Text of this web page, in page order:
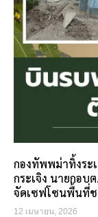
กองทัพพม่าทิ้งระ
กระเจิง นายกอบ
จัดเซฟโซนพื้นที่
12 เมษายน, 2026